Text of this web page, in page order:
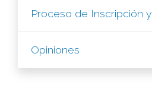
Proceso de Inscripción
Opiniones